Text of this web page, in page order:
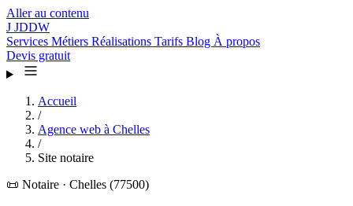
Aller au contenu
J JDDW
Services Métiers Réalisations Tarifs Blog À propos
Devis gratuit
Accueil
/
Agence web à Chelles
/
Site notaire
📜 Notaire · Chelles (77500)